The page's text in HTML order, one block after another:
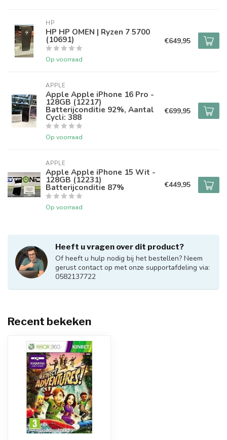
HP
HP HP OMEN | Ryzen 7 5700
(10691)
Op voorraad
€649,95
APPLE
Apple Apple iPhone 16 Pro -
128GB (12217)
Batterijconditie 92%, Aantal
Cycli: 388
Op voorraad
€699,95
APPLE
Apple Apple iPhone 15 Wit -
128GB (12231)
Batterijconditie 87%
Op voorraad
€449,95
Heeft u vragen over dit product?
Of heeft u hulp nodig bij het bestellen? Neem
gerust contact op met onze supportafdeling via:
0582137722
Recent bekeken